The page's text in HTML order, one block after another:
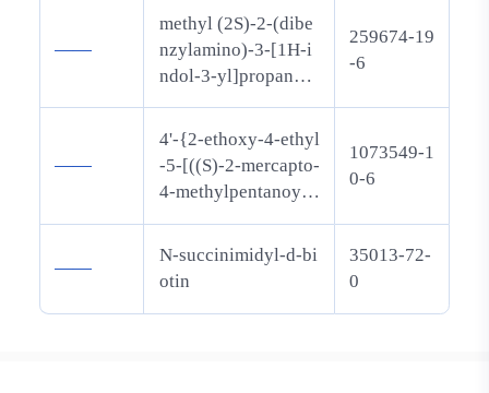
——
methyl (2S)-2-(dibe
nzylamino)-3-[1H-i
ndol-3-yl]propanoat
259674-19
-6
——
4'-{2-ethoxy-4-ethyl
-5-[((S)-2-mercapto-
4-methylpentanoyla
zol-1-ylmethyl}-3'-f
luorobiphenyl-2-car
1073549-1
0-6
——
N-succinimidyl-d-bi
otin
35013-72-
0